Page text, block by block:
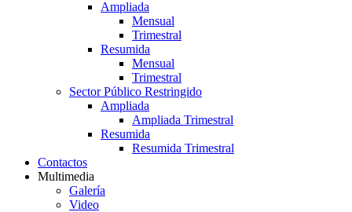
Ampliada
Mensual
Trimestral
Resumida
Mensual
Trimestral
Sector Público Restringido
Ampliada
Ampliada Trimestral
Resumida
Resumida Trimestral
Contactos
Multimedia
Galería
Video